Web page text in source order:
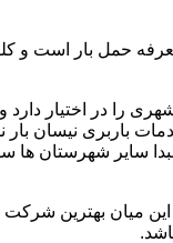
تعرفه حمل بار
در اختیار دارد و
نیسان بار
سایر شهرستان ها
میان بهترین